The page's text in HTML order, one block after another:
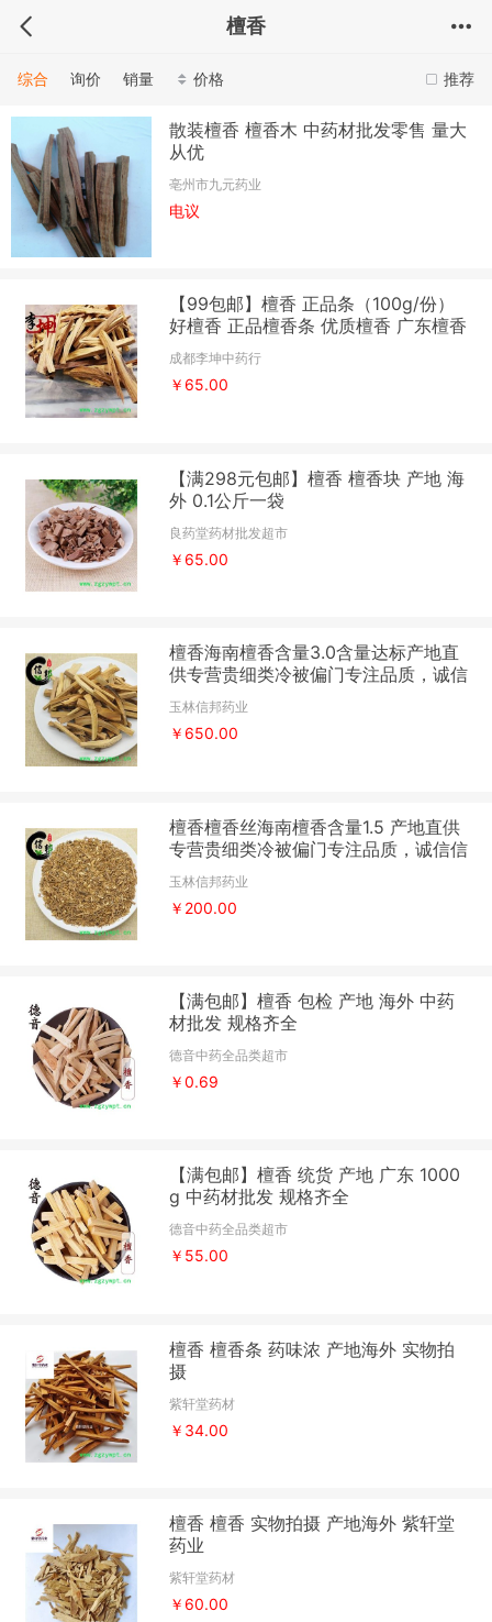
檀香
推荐
综合 询价 销量 价格
散装檀香 檀香木 中药材批发零售 量大
从优
亳州市九元药业
电议
【99包邮】檀香 正品条（100g/份）
好檀香 正品檀香条 优质檀香 广东檀香
成都李坤中药行
￥65.00
【满298元包邮】檀香 檀香块 产地 海
外 0.1公斤一袋
良药堂药材批发超市
￥65.00
檀香海南檀香含量3.0含量达标产地直
供专营贵细类冷被偏门专注品质，诚信
信邦！
玉林信邦药业
￥650.00
檀香檀香丝海南檀香含量1.5 产地直供
专营贵细类冷被偏门专注品质，诚信信
邦！
玉林信邦药业
￥200.00
【满包邮】檀香 包检 产地 海外 中药
材批发 规格齐全
德音中药全品类超市
￥0.69
【满包邮】檀香 统货 产地 广东 1000
g 中药材批发 规格齐全
德音中药全品类超市
￥55.00
檀香 檀香条 药味浓 产地海外 实物拍
摄
紫轩堂药材
￥34.00
檀香 檀香 实物拍摄 产地海外 紫轩堂
药业
紫轩堂药材
￥60.00